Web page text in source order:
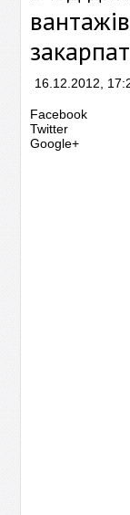
16.12.2012,
Facebook
Twitter
Google+